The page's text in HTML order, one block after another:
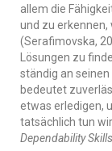
allem die
und zu
(Serafimovska,
Lösungen zu
ständig an
bedeutet
etwas erledigen,
tatsächlich tun
Dependability